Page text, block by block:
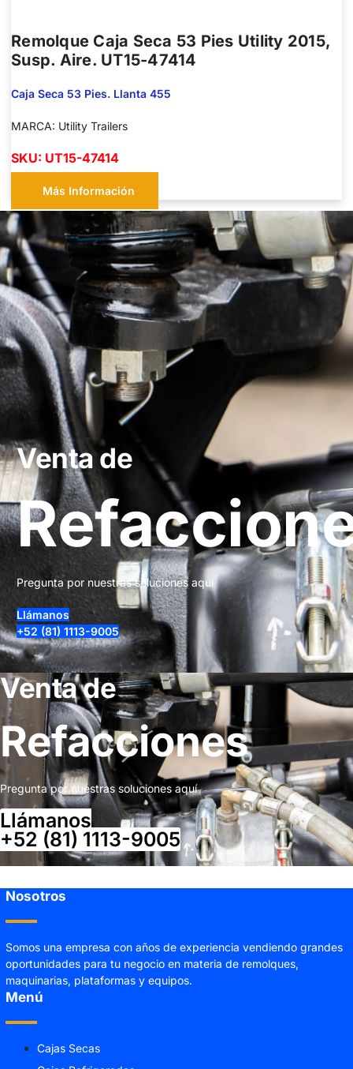
Remolque Caja Seca 53 Pies Utility 2015,
Susp. Aire. UT15-47414
Caja Seca 53 Pies. Llanta 455
MARCA: Utility Trailers
SKU: UT15-47414
Más Información
Venta de
Pregunta por nuestras soluciones aquí
Llámanos
+52 (81) 1113-9005
Venta de
Refacciones
Pregunta por nuestras soluciones aquí
Llámanos
+52 (81) 1113-9005
Nosotros
Somos una empresa con años de experiencia vendiendo grandes
oportunidades para tu negocio en materia de remolques,
maquinarias, plataformas y equipos.
Menú
Cajas Secas